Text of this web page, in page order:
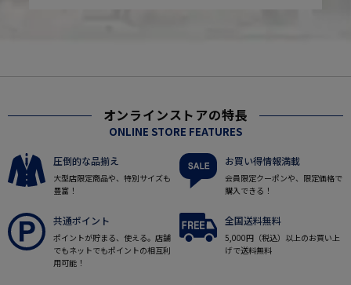
オンラインストアの特長
ONLINE STORE FEATURES
圧倒的な品揃え
大型店限定商品や、特別サイズも
豊富！
お買い得情報満載
会員限定クーポンや、限定価格で
購入できる！
共通ポイント
ポイントが貯まる、使える。店舗
でもネットでもポイントの相互利
用可能！
全国送料無料
5,000円（税込）以上のお買い上
げで送料無料